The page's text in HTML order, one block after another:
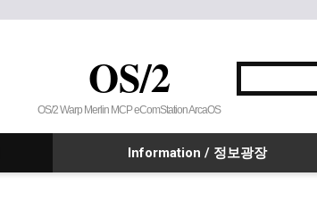
OS/2
OS/2 Warp Merlin MCP eComStation ArcaOS
Information / 정보광장